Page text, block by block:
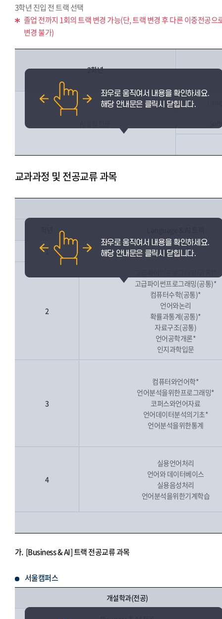
3학년 진입 전 트랙 선택
졸업 전까지 1회의 트랙 변경 가능(단, 트랙 변경 후 다른 이중전공으
변경 불가)
2학년
교과과정 및 전공교류 과목
1
2
고급파이썬프로그래밍(공통)*
컴퓨터수학(공통)*
언어와논리
확률과통계(공통)*
자료구조(공통)
언어공학개론*
인지과학입문
3
컴퓨터와언어학*
언어분석을위한프로그래밍*
코퍼스와언어자료
언어데이터분석의기초*
언어분석을위한통계
4
실용언어처리
언어와 데이터베이스
실용음성처리
언어분석을위한기계학습
가. [Business & AI] 트랙 전공교류 과목
서울캠퍼스
개설학과(전공)